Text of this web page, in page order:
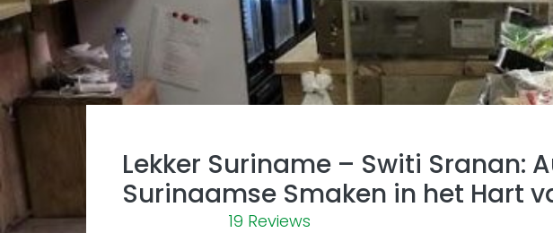
Lekker Suriname – Switi Sranan:
Surinaamse Smaken in het Hart
19 Reviews